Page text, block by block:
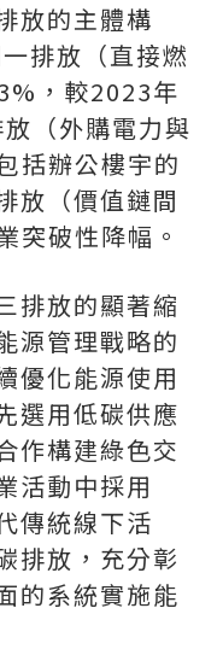
放的主體構
排放（直接燃
，較2023年
（外購電力與
括辦公樓宇的
放（價值鏈間
突破性降幅。
排放的顯著縮
源管理戰略的
優化能源使用
選用低碳供應
作構建綠色交
活動中採用
傳統線下活
排放，充分彰
的系統實施能